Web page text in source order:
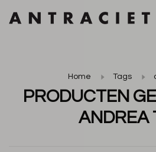
Home Tags
PRODUCTEN
ANDREA